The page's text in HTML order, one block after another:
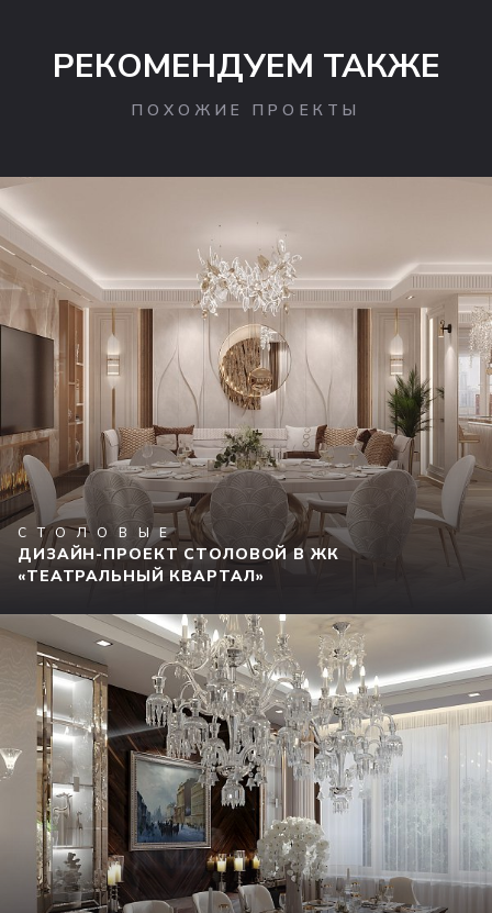
РЕКОМЕНДУЕМ ТАКЖЕ
ПОХОЖИЕ ПРОЕКТЫ
СТОЛОВЫЕ
ДИЗАЙН-ПРОЕКТ СТОЛОВОЙ В ЖК
«ТЕАТРАЛЬНЫЙ КВАРТАЛ»